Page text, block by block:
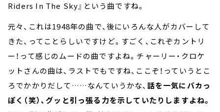
Riders In The Sky』という曲ですね。
元々、これは1948年の曲で、後にいろんな人がカバーして
きた、ってことらしいですけど。すごく、これぞカントリ
ー！って感じのムードの曲ですよね。チャーリー・クロケ
ットさんの曲は、ラストでもですね、ここぞ！っていうとこ
ろでかかりだして……なんていうかな、 話を一気にバカっ
ぽく（笑）、グッと引っ張る力を示していたりしますよね。